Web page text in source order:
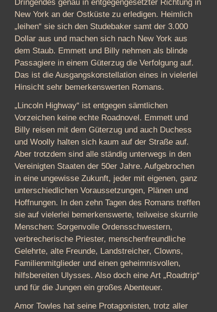
Dringendes genau in entgegengesetzter Richtung in
New York an der Ostküste zu erledigen. Heimlich
„leihen“ sie sich den Studebaker samt der 3.000
Dollar aus und machen sich nach New York aus
dem Staub. Emmett und Billy nehmen als blinde
Passagiere in einem Güterzug die Verfolgung auf.
Das ist die Ausgangskonstellation eines in vielerlei
Hinsicht sehr bemerkenswerten Romans.
„Lincoln Highway“ ist entgegen sämtlichen
Vorzeichen keine echte Roadnovel. Emmett und
Billy reisen mit dem Güterzug und auch Duchess
und Woolly halten sich kaum auf der Straße auf.
Aber trotzdem sind alle ständig unterwegs in den
Vereinigten Staaten der 50er Jahre. Aufgebrochen
in eine ungewisse Zukunft, jeder mit eigenen, ganz
unterschiedlichen Voraussetzungen, Plänen und
Hoffnungen. In den zehn Tagen des Romans treffen
sie auf vielerlei bemerkenswerte, teilweise skurrile
Menschen: Sorgenvolle Ordensschwestern,
verbrecherische Priester, menschenfreundliche
Gelehrte, alte Freunde, Landstreicher, Clowns,
Familienmitglieder und einen geheimnisvollen,
hilfsbereiten Ulysses. Also doch eine Art „Roadtrip“
und für die Jungen ein großes Abenteuer.
Amor Towles hat seine Protagonisten, trotz aller